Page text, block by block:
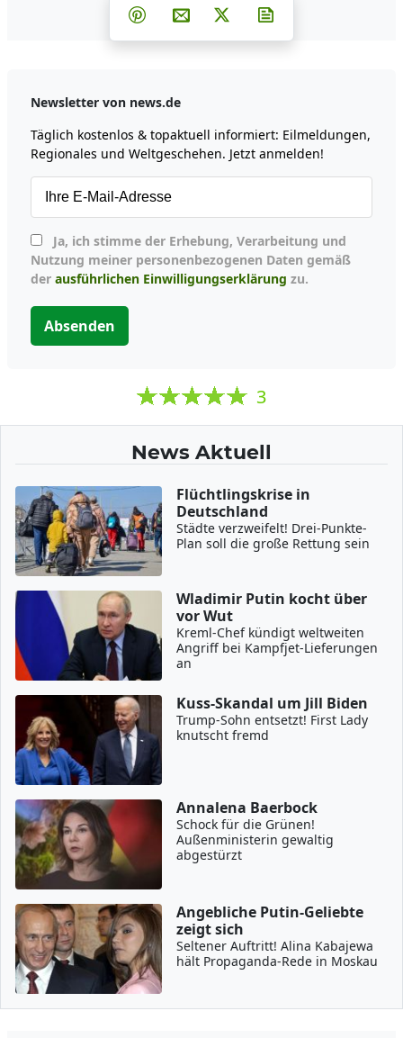
Teilen auf Facebook
Teilen auf Whatsapp
Teilen auf Telegram
Teilen auf Pinterest
Per E-Mail teilen
Post auf X
Newsletter von news.de
Täglich kostenlos & topaktuell informiert: Eilmeldungen,
Regionales und Weltgeschehen. Jetzt anmelden!
Nutzung meiner personenbezogenen Daten gemäß
der ausführlichen Einwilligungserklärung zu.
Absenden
3
News Aktuell
Flüchtlingskrise in
Deutschland
Städte verzweifelt! Drei-Punkte-
Plan soll die große Rettung sein
Wladimir Putin kocht über
vor Wut
Kreml-Chef kündigt weltweiten
Angriff bei Kampfjet-Lieferungen
an
Kuss-Skandal um Jill Biden
Trump-Sohn entsetzt! First Lady
knutscht fremd
Annalena Baerbock
Schock für die Grünen!
Außenministerin gewaltig
abgestürzt
Angebliche Putin-Geliebte
zeigt sich
Seltener Auftritt! Alina Kabajewa
hält Propaganda-Rede in Moskau